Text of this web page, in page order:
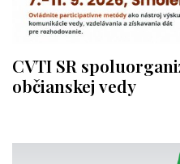
CVTI SR
občianskej vedy